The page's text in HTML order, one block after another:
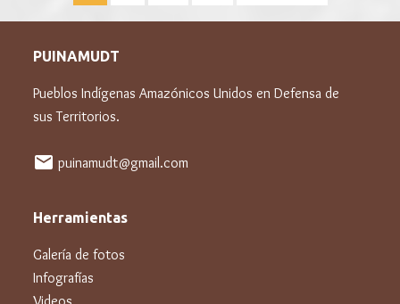
PUINAMUDT
Pueblos Indígenas Amazónicos Unidos en Defensa de
sus Territorios.
mail puinamudt@gmail.com
Herramientas
Galería de fotos
Infografías